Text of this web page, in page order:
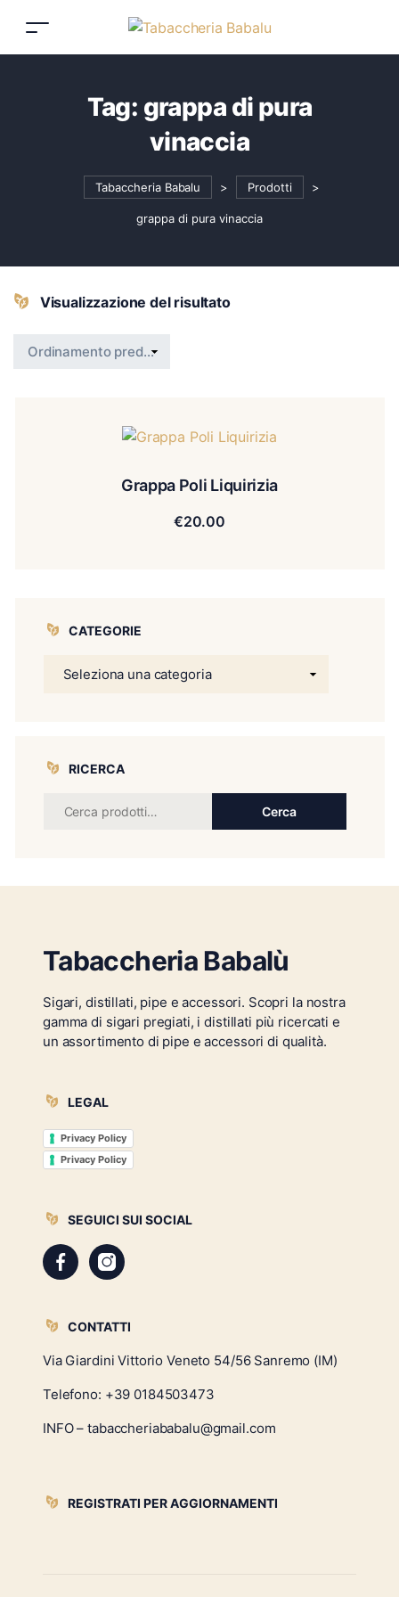
Tag: grappa di pura
vinaccia
Tabaccheria Babalu > Prodotti >
grappa di pura vinaccia
Visualizzazione del risultato
Grappa Poli Liquirizia
€20.00
CATEGORIE
RICERCA
Cerca
Tabaccheria Babalù
Sigari, distillati, pipe e accessori. Scopri la nostra
gamma di sigari pregiati, i distillati più ricercati e
un assortimento di pipe e accessori di qualità.
LEGAL
Privacy Policy
Privacy Policy
SEGUICI SUI SOCIAL
CONTATTI
Via Giardini Vittorio Veneto 54/56 Sanremo (IM)
Telefono: +39 0184503473
INFO – tabaccheriababalu@gmail.com
REGISTRATI PER AGGIORNAMENTI